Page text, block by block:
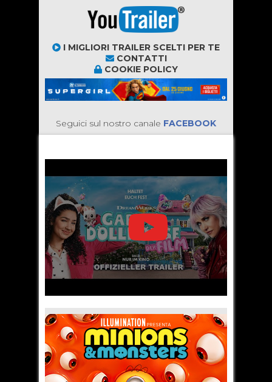
I MIGLIORI TRAILER SCELTI PER TE
CONTATTI
COOKIE POLICY
Seguici sul nostro canale FACEBOOK